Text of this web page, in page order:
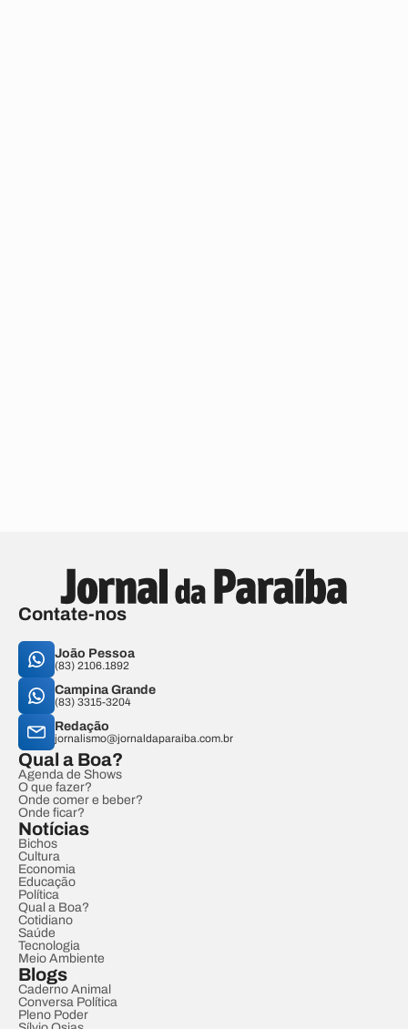
Contate-nos
João Pessoa
(83) 2106.1892
Campina Grande
(83) 3315-3204
Redação
jornalismo@jornaldaparaiba.com.br
Qual a Boa?
Agenda de Shows
O que fazer?
Onde comer e beber?
Onde ficar?
Notícias
Bichos
Cultura
Economia
Educação
Política
Qual a Boa?
Cotidiano
Saúde
Tecnologia
Meio Ambiente
Blogs
Caderno Animal
Conversa Política
Pleno Poder